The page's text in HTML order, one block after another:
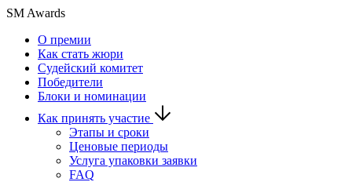
SM Awards
О премии
Как стать жюри
Судейский комитет
Победители
Блоки и номинации
Как принять участие
Этапы и сроки
Ценовые периоды
Услуга упаковки заявки
FAQ